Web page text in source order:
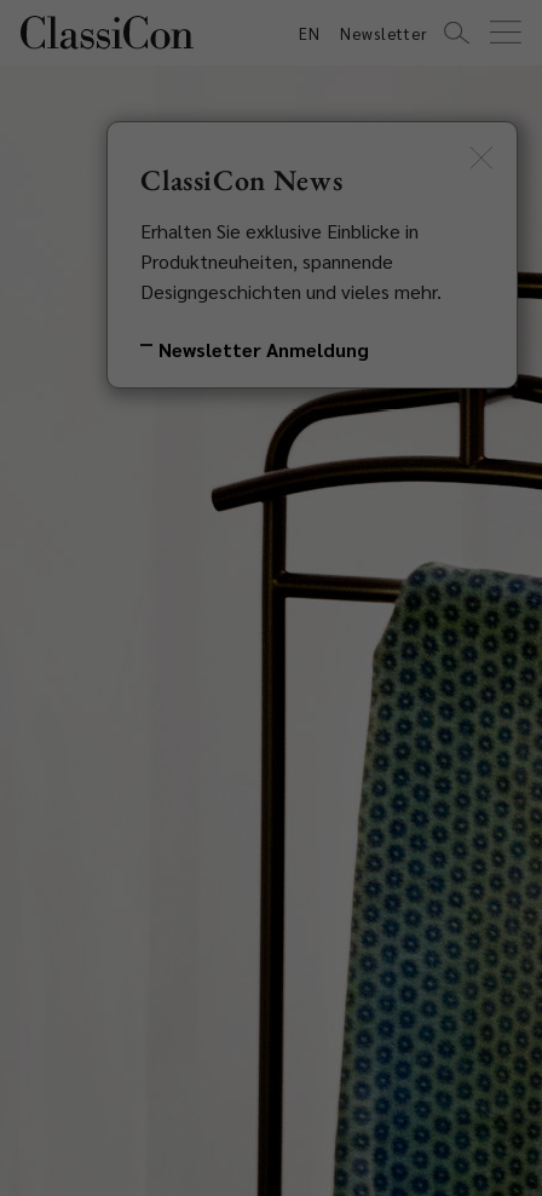
EN Newsletter
ClassiCon News
Erhalten Sie exklusive Einblicke in
Produktneuheiten, spannende
Designgeschichten und vieles mehr.
Newsletter Anmeldung